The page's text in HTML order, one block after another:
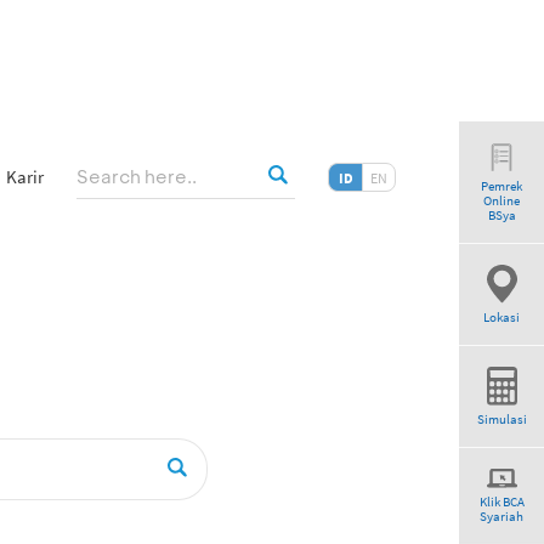
Karir ID EN
Pemrek
Online
BSya
Lokasi
Simulasi
Klik BCA
Syariah